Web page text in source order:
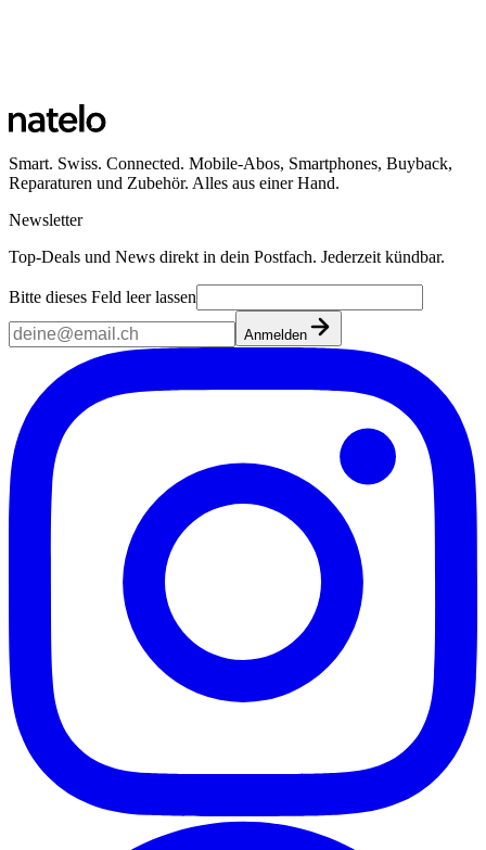
Smart. Swiss. Connected. Mobile-Abos, Smartphones, Buyback,
Reparaturen und Zubehör. Alles aus einer Hand.
Newsletter
Top-Deals und News direkt in dein Postfach. Jederzeit kündbar.
Bitte dieses Feld leer lassen
Anmelden